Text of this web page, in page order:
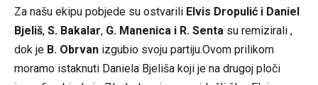
Za našu ekipu pobjede su ostvarili Elvis Dropulić i Daniel
Bjeliš, S. Bakalar, G. Manenica i R. Senta su remizirali ,
dok je B. Obrvan izgubio svoju partiju.Ovom prilikom
moramo istaknuti Daniela Bjeliša koji je na drugoj ploči